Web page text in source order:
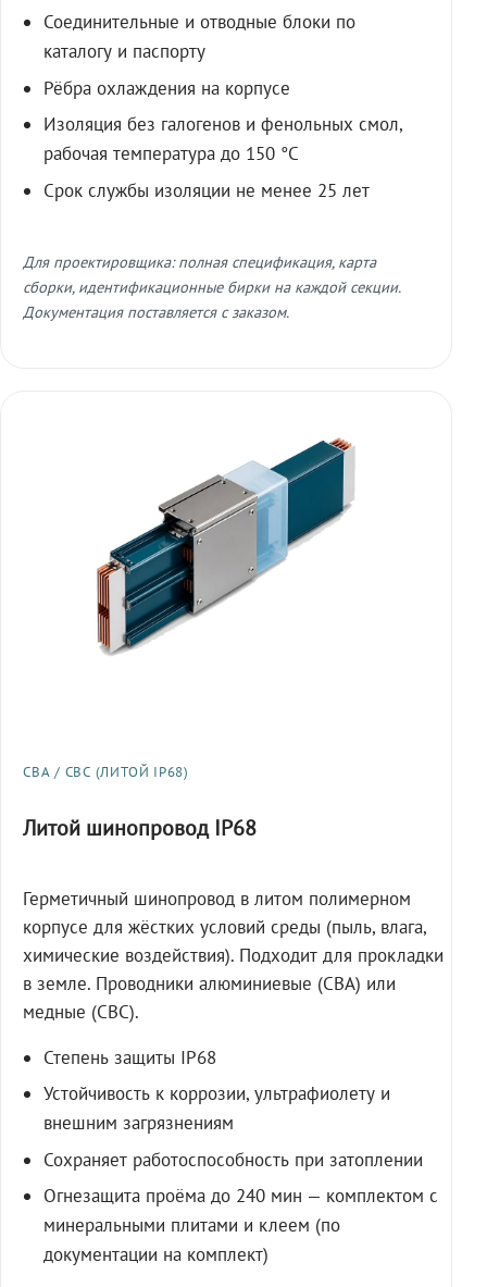
Соединительные и отводные блоки по
каталогу и паспорту
Рёбра охлаждения на корпусе
Изоляция без галогенов и фенольных смол,
рабочая температура до 150 °C
Срок службы изоляции не менее 25 лет
Для проектировщика: полная спецификация, карта
сборки, идентификационные бирки на каждой секции.
Документация поставляется с заказом.
СВА / СВС (ЛИТОЙ IP68)
Литой шинопровод IP68
Герметичный шинопровод в литом полимерном
корпусе для жёстких условий среды (пыль, влага,
химические воздействия). Подходит для прокладки
в земле. Проводники алюминиевые (СВА) или
медные (СВС).
Степень защиты IP68
Устойчивость к коррозии, ультрафиолету и
внешним загрязнениям
Сохраняет работоспособность при затоплении
Огнезащита проёма до 240 мин — комплектом с
минеральными плитами и клеем (по
документации на комплект)